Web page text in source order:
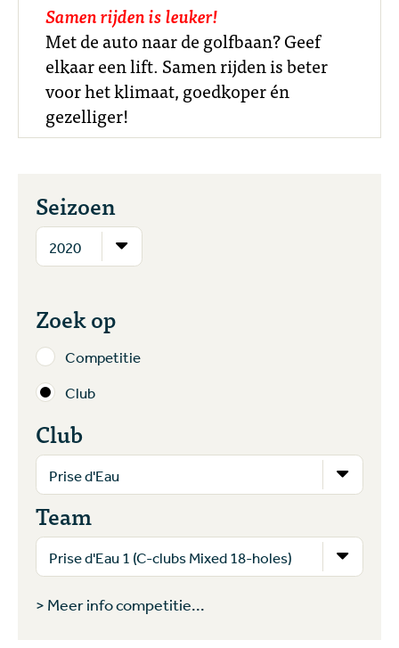
Samen rijden is leuker!
Met de auto naar de golfbaan? Geef
elkaar een lift. Samen rijden is beter
voor het klimaat, goedkoper én
gezelliger!
Seizoen
Zoek op
Competitie
Club
Club
Team
> Meer info competitie...